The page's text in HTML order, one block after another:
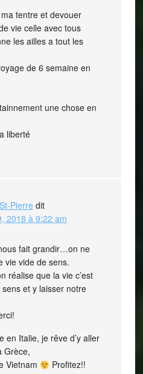
tentre et devouer
vie celle avec tous
les ailles a tout les
de 6 semaine en
une chose en
liberté
Pierre dit
2018 à 9:22 am
fait grandir…on ne
vie vide de sens.
réalise que la vie c’est
et y laisser notre
en Italie, je rêve d’y aller
Grèce,
Vietnam
Profitez!!